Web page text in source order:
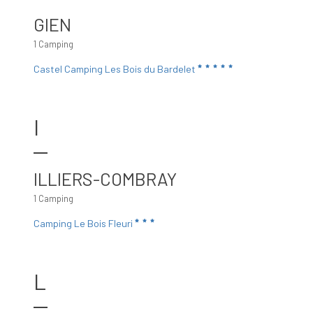
GIEN
1 Camping
Castel Camping Les Bois du Bardelet
I
ILLIERS-COMBRAY
1 Camping
Camping Le Bois Fleuri
L